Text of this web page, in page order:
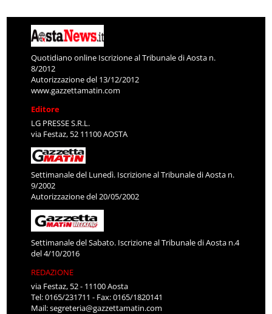
Quotidiano online Iscrizione al Tribunale di Aosta n.
8/2012
Autorizzazione del 13/12/2012
www.gazzettamatin.com
Editore
LG PRESSE S.R.L.
via Festaz, 52 11100 AOSTA
Settimanale del Lunedì. Iscrizione al Tribunale di Aosta n.
9/2002
Autorizzazione del 20/05/2002
Settimanale del Sabato. Iscrizione al Tribunale di Aosta n.4
del 4/10/2016
REDAZIONE
via Festaz, 52 - 11100 Aosta
Tel: 0165/231711 - Fax: 0165/1820141
Mail:segreteria@gazzettamatin.com